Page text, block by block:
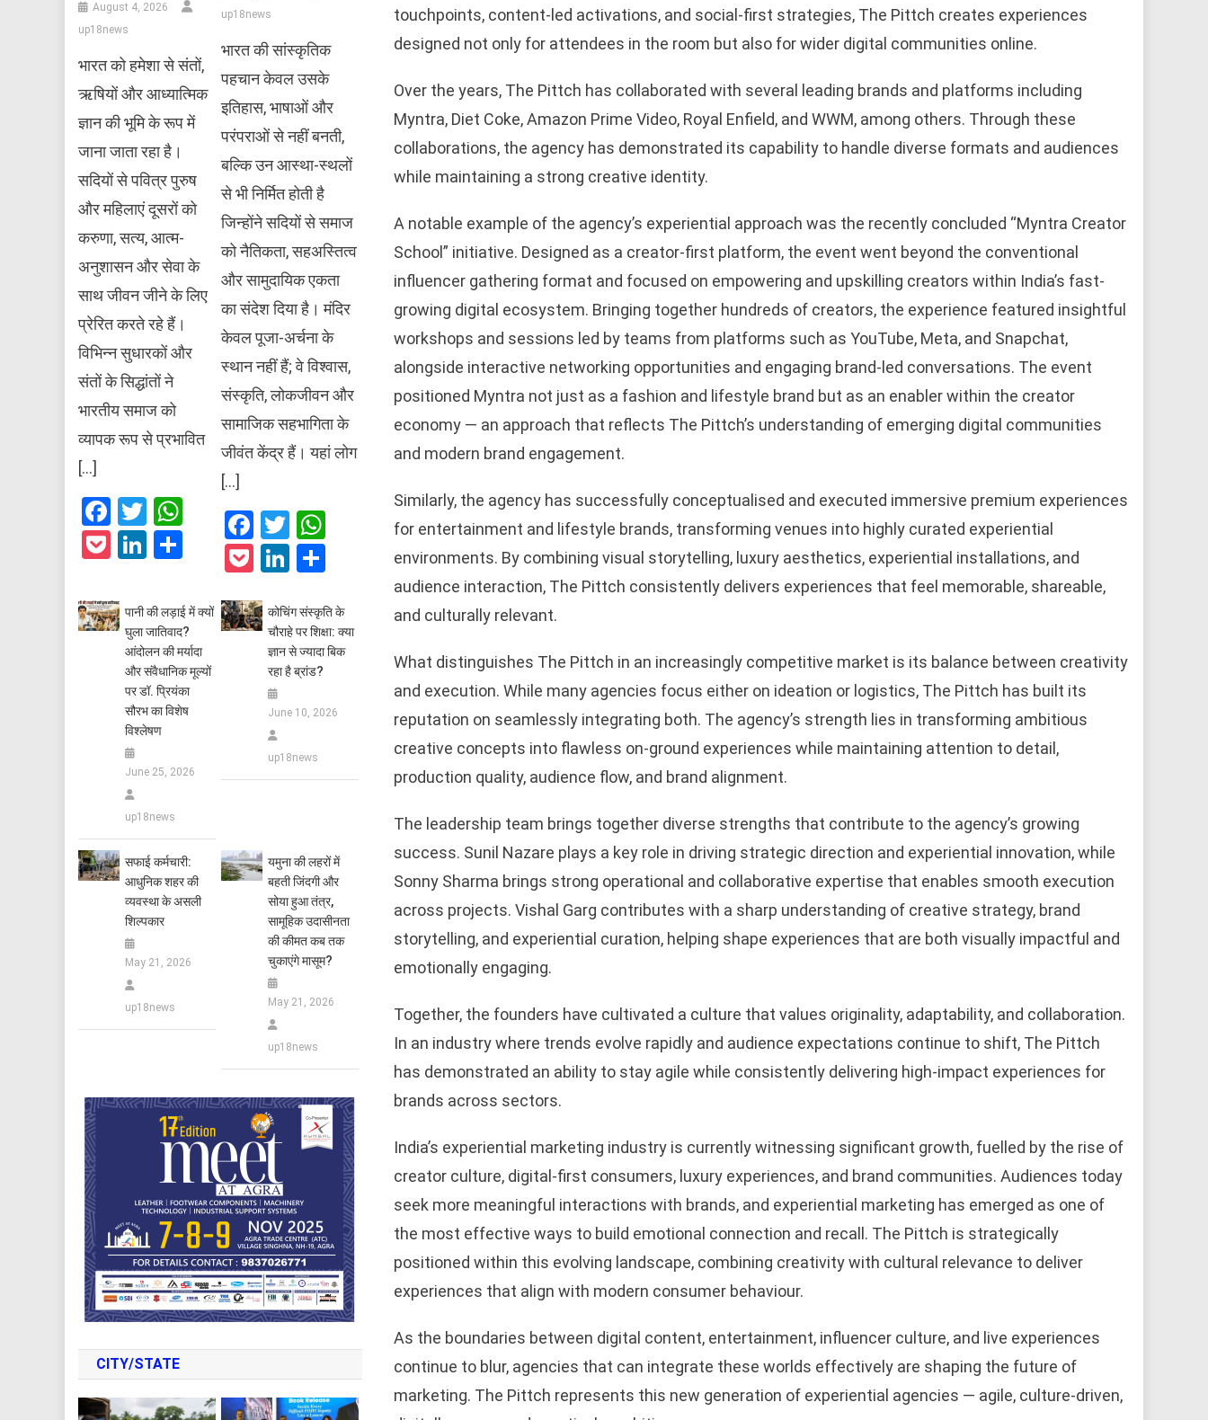
touchpoints, content-led activations, and social-first strategies, The Pittch creates experiences
designed not only for attendees in the room but also for wider digital communities online.
Over the years, The Pittch has collaborated with several leading brands and platforms including
Myntra, Diet Coke, Amazon Prime Video, Royal Enfield, and WWM, among others. Through these
collaborations, the agency has demonstrated its capability to handle diverse formats and audiences
while maintaining a strong creative identity.
A notable example of the agency’s experiential approach was the recently concluded “Myntra Creator
School” initiative. Designed as a creator-first platform, the event went beyond the conventional
influencer gathering format and focused on empowering and upskilling creators within India’s fast-
growing digital ecosystem. Bringing together hundreds of creators, the experience featured insightful
workshops and sessions led by teams from platforms such as YouTube, Meta, and Snapchat,
alongside interactive networking opportunities and engaging brand-led conversations. The event
positioned Myntra not just as a fashion and lifestyle brand but as an enabler within the creator
economy — an approach that reflects The Pittch’s understanding of emerging digital communities
and modern brand engagement.
Similarly, the agency has successfully conceptualised and executed immersive premium experiences
for entertainment and lifestyle brands, transforming venues into highly curated experiential
environments. By combining visual storytelling, luxury aesthetics, experiential installations, and
audience interaction, The Pittch consistently delivers experiences that feel memorable, shareable,
and culturally relevant.
What distinguishes The Pittch in an increasingly competitive market is its balance between creativity
and execution. While many agencies focus either on ideation or logistics, The Pittch has built its
reputation on seamlessly integrating both. The agency’s strength lies in transforming ambitious
creative concepts into flawless on-ground experiences while maintaining attention to detail,
production quality, audience flow, and brand alignment.
The leadership team brings together diverse strengths that contribute to the agency’s growing
success. Sunil Nazare plays a key role in driving strategic direction and experiential innovation, while
Sonny Sharma brings strong operational and collaborative expertise that enables smooth execution
across projects. Vishal Garg contributes with a sharp understanding of creative strategy, brand
storytelling, and experiential curation, helping shape experiences that are both visually impactful and
emotionally engaging.
Together, the founders have cultivated a culture that values originality, adaptability, and collaboration.
In an industry where trends evolve rapidly and audience expectations continue to shift, The Pittch
has demonstrated an ability to stay agile while consistently delivering high-impact experiences for
brands across sectors.
India’s experiential marketing industry is currently witnessing significant growth, fuelled by the rise of
creator culture, digital-first consumers, luxury experiences, and brand communities. Audiences today
seek more meaningful interactions with brands, and experiential marketing has emerged as one of
the most effective ways to build emotional connection and recall. The Pittch is strategically
positioned within this evolving landscape, combining creativity with cultural relevance to deliver
experiences that align with modern consumer behaviour.
As the boundaries between digital content, entertainment, influencer culture, and live experiences
continue to blur, agencies that can integrate these worlds effectively are shaping the future of
marketing. The Pittch represents this new generation of experiential agencies — agile, culture-driven,
August 4, 2026
up18news
भारत को हमेशा से संतों,
ऋषियों और आध्यात्मिक
ज्ञान की भूमि के रूप में
जाना जाता रहा है।
सदियों से पवित्र पुरुष
और महिलाएं दूसरों को
करुणा, सत्य, आत्म-
अनुशासन और सेवा के
साथ जीवन जीने के लिए
प्रेरित करते रहे हैं।
विभिन्न सुधारकों और
संतों के सिद्धांतों ने
भारतीय समाज को
व्यापक रूप से प्रभावित
[…]
Facebook
TwitterWhatsApp
PocketLinkedIn
Share
up18news
भारत की सांस्कृतिक
पहचान केवल उसके
इतिहास, भाषाओं और
परंपराओं से नहीं बनती,
बल्कि उन आस्था-स्थलों
से भी निर्मित होती है
जिन्होंने सदियों से समाज
को नैतिकता, सहअस्तित्व
और सामुदायिक एकता
का संदेश दिया है। मंदिर
केवल पूजा-अर्चना के
स्थान नहीं हैं; वे विश्वास,
संस्कृति, लोकजीवन और
सामाजिक सहभागिता के
जीवंत केंद्र हैं। यहां लोग
[…]
Facebook
TwitterWhatsApp
PocketLinkedIn
Share
पानी की लड़ाई में क्यों
घुला जातिवाद?
आंदोलन की मर्यादा
और संवैधानिक मूल्यों
पर डॉ. प्रियंका
सौरभ का विशेष
विश्लेषण
June 25, 2026
up18news
कोचिंग संस्कृति के
चौराहे पर शिक्षा: क्या
ज्ञान से ज्यादा बिक
रहा है ब्रांड?
June 10, 2026
up18news
सफाई कर्मचारी:
आधुनिक शहर की
व्यवस्था के असली
शिल्पकार
May 21, 2026
up18news
यमुना की लहरों में
बहती जिंदगी और
सोया हुआ तंत्र,
सामूहिक उदासीनता
की कीमत कब तक
चुकाएंगे मासूम?
May 21, 2026
up18news
CITY/STATE